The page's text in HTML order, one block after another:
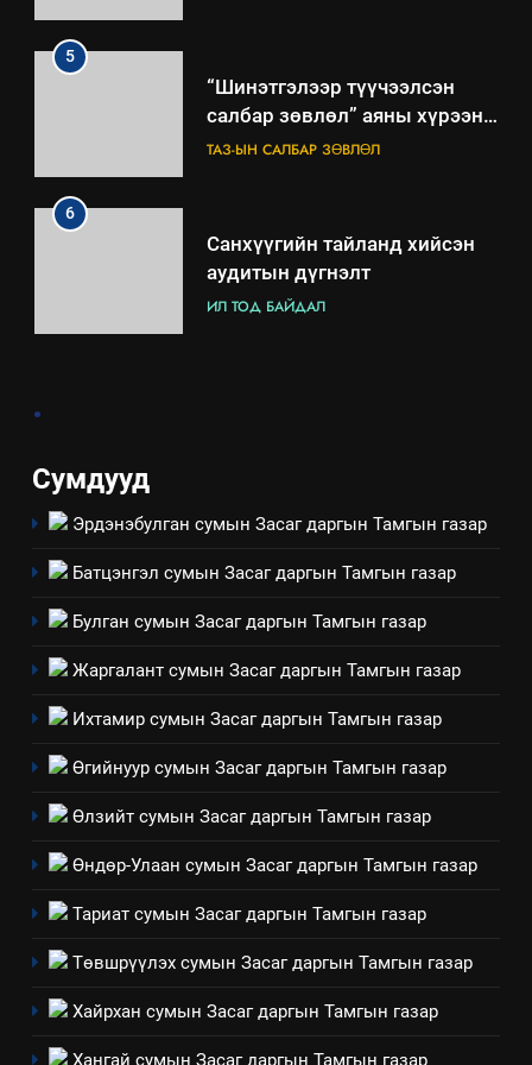
5
“Шинэтгэлээр түүчээлсэн
салбар зөвлөл” аяны хүрээнд
зохион байгуулах арга
ТАЗ-ЫН САЛБАР ЗӨВЛӨЛ
6
Санхүүгийн тайланд хийсэн
аудитын дүгнэлт
ИЛ ТОД БАЙДАЛ
8
явуулж байгаа үйл ажиллагаа,
үйлдвэрлэл, үйлчилгээ,
технологийн хүн, мал, амьтны
үзүүлэх буюу үзүүлж байгаа
нөлөөллийн талаарх
ИЛ ТОД БАЙДАЛ
Нээлттэй засгийн түншлэл
НЭЭЛТТЭЙ ЗАСГИЙН ТҮНШЛЭЛ
“БИД ИРГЭДЭЭ СОНСОЖ,
БАЙГУУЛНА
3
.
Сумдууд
Эрдэнэбулган сумын Засаг даргын Тамгын газар
Батцэнгэл сумын Засаг даргын Тамгын газар
Булган сумын Засаг даргын Тамгын газар
Жаргалант сумын Засаг даргын Тамгын газар
Ихтамир сумын Засаг даргын Тамгын газар
Өгийнуур сумын Засаг даргын Тамгын газар
Өлзийт сумын Засаг даргын Тамгын газар
Өндөр-Улаан сумын Засаг даргын Тамгын газар
Тариат сумын Засаг даргын Тамгын газар
Төвшрүүлэх сумын Засаг даргын Тамгын газар
Хайрхан сумын Засаг даргын Тамгын газар
Хангай сумын Засаг даргын Тамгын газар